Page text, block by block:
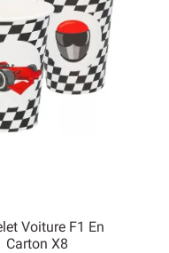
Voiture F1 En
Carton X8